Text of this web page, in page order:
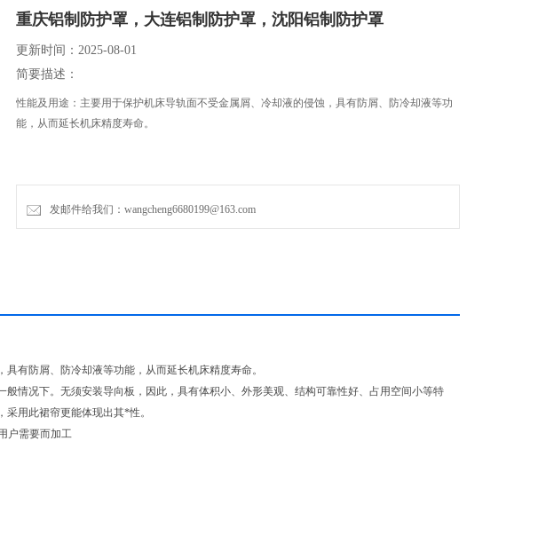
重庆铝制防护罩，大连铝制防护罩，沈阳铝制防护罩
更新时间：2025-08-01
简要描述：
性能及用途：主要用于保护机床导轨面不受金属屑、冷却液的侵蚀，具有防屑、防冷却液等功
能，从而延长机床精度寿命。
发邮件给我们：wangcheng6680199@163.com
有防屑、防冷却液等功能，从而延长机床精度寿命。
情况下。无须安装导向板，因此，具有体积小、外形美观、结构可靠性好、占用空间小等特
用此裙帘更能体现出其*性。
户需要而加工